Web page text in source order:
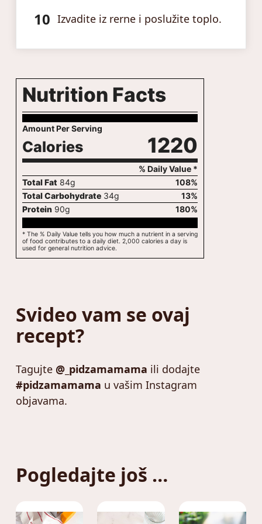
Izvadite iz rerne i poslužite toplo.
Nutrition Facts
Amount Per Serving
Calories 1220
% Daily Value *
Total Fat 84g 108%
Total Carbohydrate 34g 13%
Protein 90g 180%
* The % Daily Value tells you how much a nutrient in a serving
of food contributes to a daily diet. 2,000 calories a day is
used for general nutrition advice.
Svideo vam se ovaj
recept?
Tagujte @_pidzamamama ili dodajte
#pidzamamama u vašim Instagram
objavama.
Pogledajte još …